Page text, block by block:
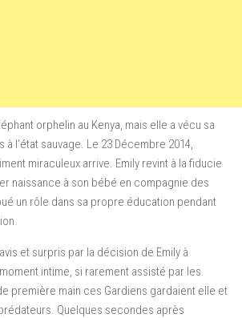
orphelin au Kenya, mais elle a vécu sa
l’état sauvage. Le 23 Décembre 2014,
miraculeux arrive. Emily revint à la fiducie
naissance à son bébé en compagnie des
un rôle dans sa propre éducation pendant
et surpris par la décision de Emily à
intime, si rarement assisté par les
première main ces Gardiens gardaient elle et
Quelques secondes après